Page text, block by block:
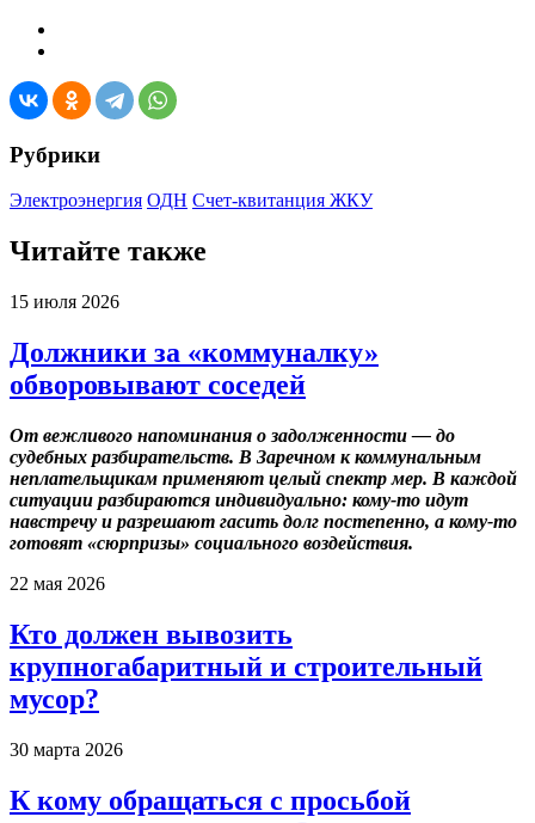
Рубрики
Электроэнергия ОДН Счет-квитанция ЖКУ
Читайте также
15 июля 2026
Должники за «коммуналку»
обворовывают соседей
От вежливого напоминания о задолженности — до
судебных разбирательств. В Заречном к коммунальным
неплательщикам применяют целый спектр мер. В каждой
ситуации разбираются индивидуально: кому-то идут
навстречу и разрешают гасить долг постепенно, а кому-то
готовят «сюрпризы» социального воздействия.
22 мая 2026
Кто должен вывозить
крупногабаритный и строительный
мусор?
30 марта 2026
К кому обращаться с просьбой